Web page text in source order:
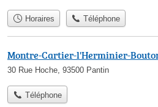
Horaires Téléphone
Montre-Cartier-l'Herminier-
30 Rue Hoche, 93500 Pantin
Téléphone